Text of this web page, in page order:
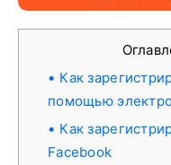
Как
помощью
Как
Facebook